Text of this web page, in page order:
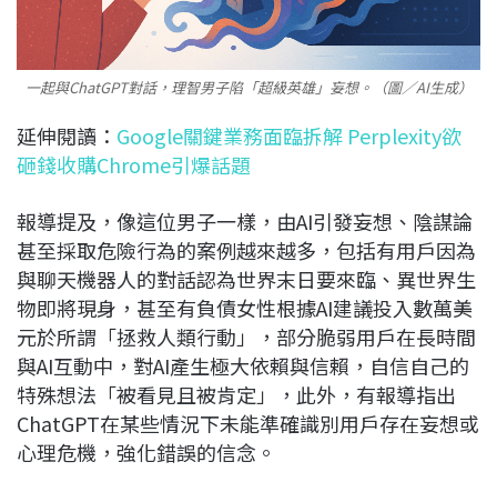
一起與ChatGPT對話，理智男子陷「超級英雄」妄想。（圖／AI生成）
延伸閱讀： Google關鍵業務面臨拆解 Perplexity欲
砸錢收購Chrome引爆話題
報導提及，像這位男子一樣，由AI引發妄想、陰謀論
甚至採取危險行為的案例越來越多，包括有用戶因為
與聊天機器人的對話認為世界末日要來臨、異世界生
物即將現身，甚至有負債女性根據AI建議投入數萬美
元於所謂「拯救人類行動」，部分脆弱用戶在長時間
與AI互動中，對AI產生極大依賴與信賴，自信自己的
特殊想法「被看見且被肯定」，此外，有報導指出
ChatGPT在某些情況下未能準確識別用戶存在妄想或
心理危機，強化錯誤的信念。